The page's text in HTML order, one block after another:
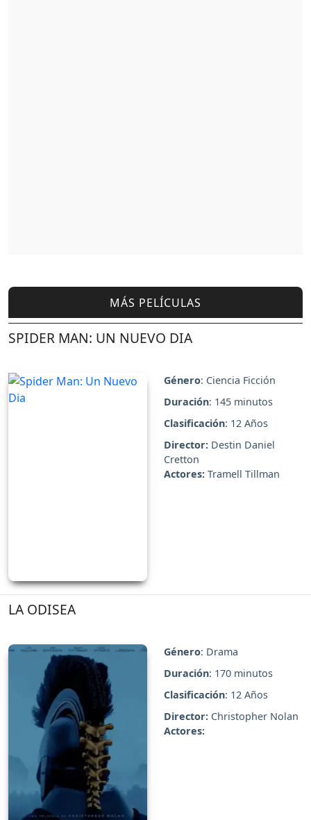
MÁS PELÍCULAS
SPIDER MAN: UN NUEVO DIA
Género: Ciencia Ficción
Duración: 145 minutos
Clasificación: 12 Años
Director: Destin Daniel
Cretton
Actores: Tramell Tillman
LA ODISEA
Género: Drama
Duración: 170 minutos
Clasificación: 12 Años
Director: Christopher Nolan
Actores: